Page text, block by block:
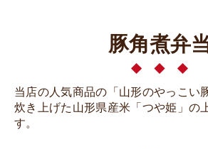
豚角煮弁
当店の人気商品の「山形のやっこい
炊き上げた山形県産米「つや姫」の
す。